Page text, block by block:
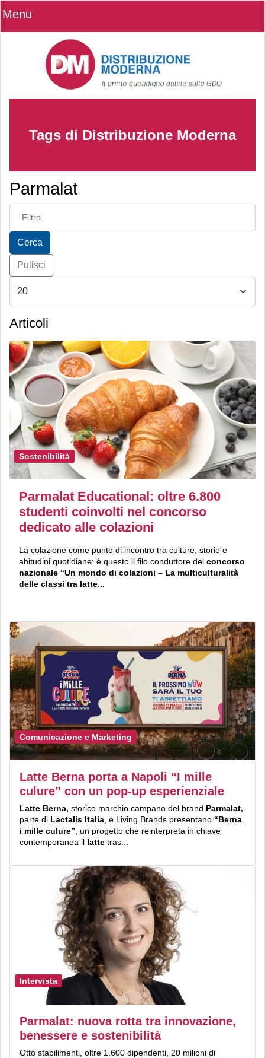
Menu
Tags di Distribuzione Moderna
Parmalat
Inserisci parte del titolo
Cerca
Pulisci
Articoli
Sostenibilità
Parmalat Educational: oltre 6.800
studenti coinvolti nel concorso
dedicato alle colazioni
La colazione come punto di incontro tra culture, storie e
abitudini quotidiane: è questo il filo conduttore del concorso
nazionale “Un mondo di colazioni – La multiculturalità
delle classi tra latte...
Comunicazione e Marketing
Latte Berna porta a Napoli “I mille
culure” con un pop-up esperienziale
Latte Berna, storico marchio campano del brand Parmalat,
parte di Lactalis Italia , e Living Brands presentano “Berna
i mille culure” , un progetto che reinterpreta in chiave
contemporanea il latte tras...
Intervista
Parmalat: nuova rotta tra innovazione,
benessere e sostenibilità
Otto stabilimenti, oltre 1.600 dipendenti, 20 milioni di